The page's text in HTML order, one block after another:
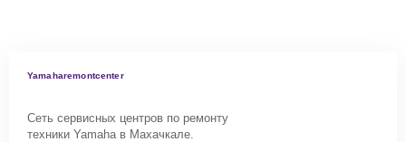
Yamaharemontcenter
Сеть сервисных центров по ремонту
техники Yamaha в Махачкале.